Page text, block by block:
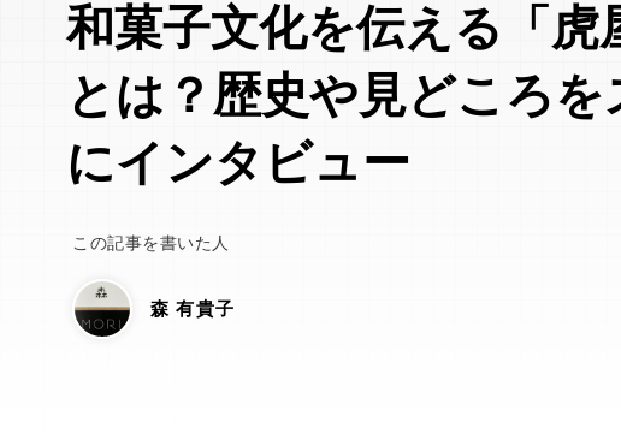
和菓子文化を伝える「虎
とは？歴史や見どころを
にインタビュー
この記事を書いた人
森 有貴子